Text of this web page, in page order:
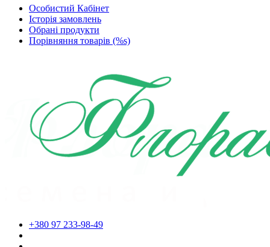
Особистий Кабінет
Історія замовлень
Обрані продукти
Порівняння товарів (%s)
+380 97 233-98-49